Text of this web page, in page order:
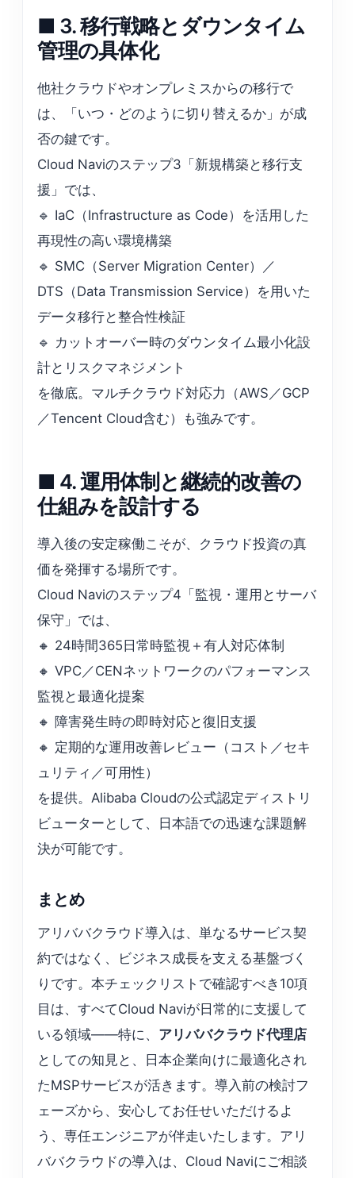
■ 3. 移行戦略とダウンタイム
管理の具体化
他社クラウドやオンプレミスからの移行で
は、「いつ・どのように切り替えるか」が成
否の鍵です。
Cloud Naviのステップ3「新規構築と移行支
援」では、
🔹 IaC（Infrastructure as Code）を活用した
再現性の高い環境構築
🔹 SMC（Server Migration Center）／
DTS（Data Transmission Service）を用いた
データ移行と整合性検証
🔹 カットオーバー時のダウンタイム最小化設
計とリスクマネジメント
を徹底。マルチクラウド対応力（AWS／GCP
／Tencent Cloud含む）も強みです。
■ 4. 運用体制と継続的改善の
仕組みを設計する
導入後の安定稼働こそが、クラウド投資の真
価を発揮する場所です。
Cloud Naviのステップ4「監視・運用とサーバ
保守」では、
🔸 24時間365日常時監視＋有⼈対応体制
🔸 VPC／CENネットワークのパフォーマンス
監視と最適化提案
🔸 障害発生時の即時対応と復旧支援
🔸 定期的な運用改善レビュー（コスト／セキ
ュリティ／可用性）
を提供。Alibaba Cloudの公式認定ディストリ
ビューターとして、日本語での迅速な課題解
決が可能です。
まとめ
アリババクラウド導入は、単なるサービス契
約ではなく、ビジネス成長を支える基盤づく
りです。本チェックリストで確認すべき10項
目は、すべてCloud Naviが日常的に支援して
いる領域——特に、 アリババクラウド代理店
としての知見と、日本企業向けに最適化され
たMSPサービスが活きます。導入前の検討フ
ェーズから、安心してお任せいただけるよ
う、専任エンジニアが伴走いたします。アリ
ババクラウドの導入は、Cloud Naviにご相談